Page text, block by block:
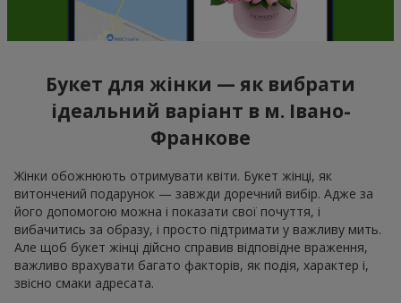
Букет для жінки — як вибрати
ідеальний варіант в м. Івано-
Франкове
Жінки обожнюють отримувати квіти. Букет жінці, як
витончений подарунок — завжди доречний вибір. Адже за
його допомогою можна і показати свої почуття, і
вибачитись за образу, і просто підтримати у важливу мить.
Але щоб букет жінці дійсно справив відповідне враження,
важливо врахувати багато факторів, як подія, характер і,
звісно смаки адресата.